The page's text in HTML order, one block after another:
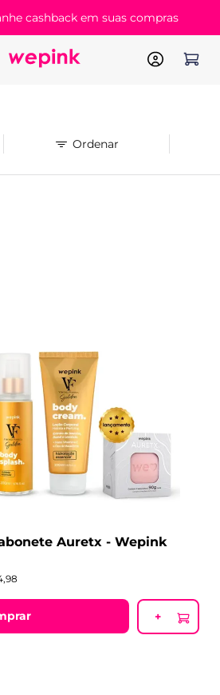
cashback em suas compras
Auretx - Wepink
,98
+